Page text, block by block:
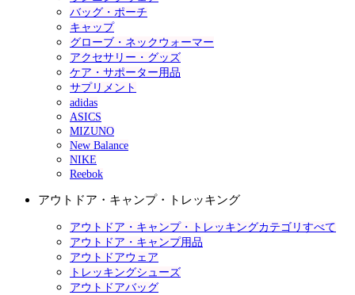
バッグ・ポーチ
キャップ
グローブ・ネックウォーマー
アクセサリー・グッズ
ケア・サポーター用品
サプリメント
adidas
ASICS
MIZUNO
New Balance
NIKE
Reebok
アウトドア・キャンプ・トレッキング
アウトドア・キャンプ・トレッキングカテゴリすべて
アウトドア・キャンプ用品
アウトドアウェア
トレッキングシューズ
アウトドアバッグ